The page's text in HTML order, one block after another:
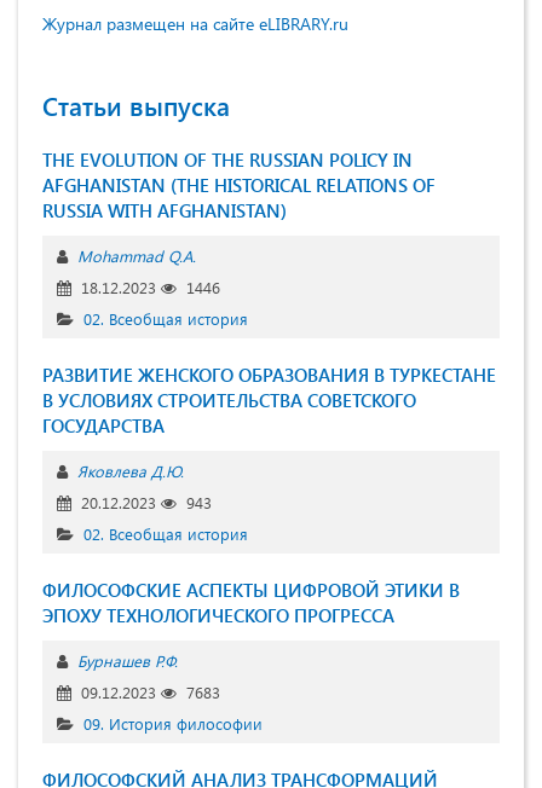
Журнал размещен на сайте eLIBRARY.ru
Статьи выпуска
THE EVOLUTION OF THE RUSSIAN POLICY IN
AFGHANISTAN (THE HISTORICAL RELATIONS OF
RUSSIA WITH AFGHANISTAN)
Mohammad Q.A.
18.12.2023
1446
02. Всеобщая история
РАЗВИТИЕ ЖЕНСКОГО ОБРАЗОВАНИЯ В ТУРКЕСТАНЕ
В УСЛОВИЯХ СТРОИТЕЛЬСТВА СОВЕТСКОГО
ГОСУДАРСТВА
Яковлева Д.Ю.
20.12.2023
943
02. Всеобщая история
ФИЛОСОФСКИЕ АСПЕКТЫ ЦИФРОВОЙ ЭТИКИ В
ЭПОХУ ТЕХНОЛОГИЧЕСКОГО ПРОГРЕССА
Бурнашев Р.Ф.
09.12.2023
7683
09. История философии
ФИЛОСОФСКИЙ АНАЛИЗ ТРАНСФОРМАЦИЙ